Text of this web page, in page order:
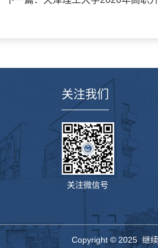
关注我们
关注微信号
Copyright © 2025 继